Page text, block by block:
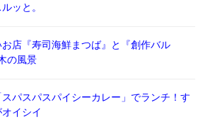
ッと。
店『寿司海鮮まつば』と『創作バル
の風景
パスパスパイシーカレー」でランチ！す
イシイ